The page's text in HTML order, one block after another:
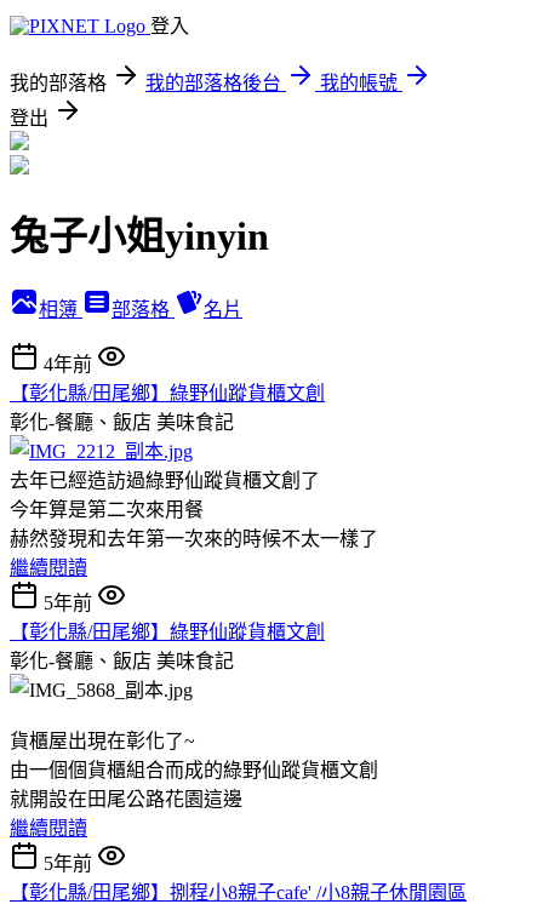
登入
我的部落格 我的部落格後台
我的帳號
登出
兔子小姐yinyin
相簿 部落格 名片
4年前
【彰化縣/田尾鄉】綠野仙蹤貨櫃文創
彰化-餐廳、飯店 美味食記
去年已經造訪過綠野仙蹤貨櫃文創了
今年算是第二次來用餐
赫然發現和去年第一次來的時候不太一樣了
繼續閱讀
5年前
【彰化縣/田尾鄉】綠野仙蹤貨櫃文創
彰化-餐廳、飯店 美味食記
貨櫃屋出現在彰化了~
由一個個貨櫃組合而成的綠野仙蹤貨櫃文創
就開設在田尾公路花園這邊
繼續閱讀
5年前
【彰化縣/田尾鄉】捌程小8親子cafe' /小8親子休閒園區